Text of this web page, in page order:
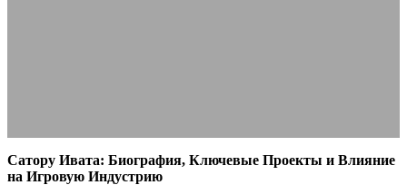
Сатору Ивата: Биография, Ключевые Проекты и Влияние
на Игровую Индустрию